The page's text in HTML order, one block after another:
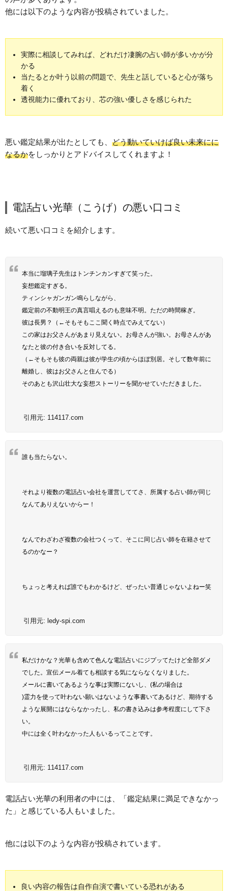
他には以下のような内容が投稿されていました。
実際に相談してみれば、どれだけ凄腕の占い師が多いかが分
かる
当たるとか叶う以前の問題で、先生と話していると心が落ち
着く
透視能力に優れており、芯の強い優しさを感じられた
悪い鑑定結果が出たとしても、 どう動いていけば良い未来にに
なるかをしっかりとアドバイスしてくれますよ！
電話占い光華（こうげ）の悪い口コミ
続いて悪い口コミを紹介します。
本当に瑠璃子先生はトンチンカンすぎて笑った。
妄想鑑定すぎる。
ティンシャガンガン鳴らしながら、
鑑定前の不動明王の真言唱えるのも意味不明。ただの時間稼ぎ。
彼は長男？（←そもそもここ聞く時点でみえてない）
この家はお父さんがあまり見えない。お母さんが強い。お母さんがあ
なたと彼の付き合いを反対してる。
（←そもそも彼の両親は彼が学生の頃からほぼ別居。そして数年前に
離婚し、彼はお父さんと住んでる）
そのあとも沢山壮大な妄想ストーリーを聞かせていただきました。
引用元: 114117.com
誰も当たらない。
それより複数の電話占い会社を運営しててさ、所属する占い師が同じ
なんてありえないからー！
なんでわざわざ複数の会社つくって、そこに同じ占い師を在籍させて
るのかなー？
ちょっと考えれば誰でもわかるけど、ぜったい普通じゃないよねー笑
引用元: ledy-spi.com
私だけかな？光華も含めて色んな電話占いにジプッてたけど全部ダメ
でした。宣伝メール着ても相談する気にならなくなりました。
メールに書いてあるような事は実際にないし、(私の場合は
)霊力を使って叶わない願いはないような事書いてあるけど、期待する
ような展開にはならなかったし、私の書き込みは参考程度にして下さ
い。
中には全く叶わなかった人もいるってことです。
引用元: 114117.com
電話占い光華の利用者の中には、「鑑定結果に満足できなかっ
た」と感じている人もいました。
他には以下のような内容が投稿されています。
良い内容の報告は自作自演で書いている恐れがある